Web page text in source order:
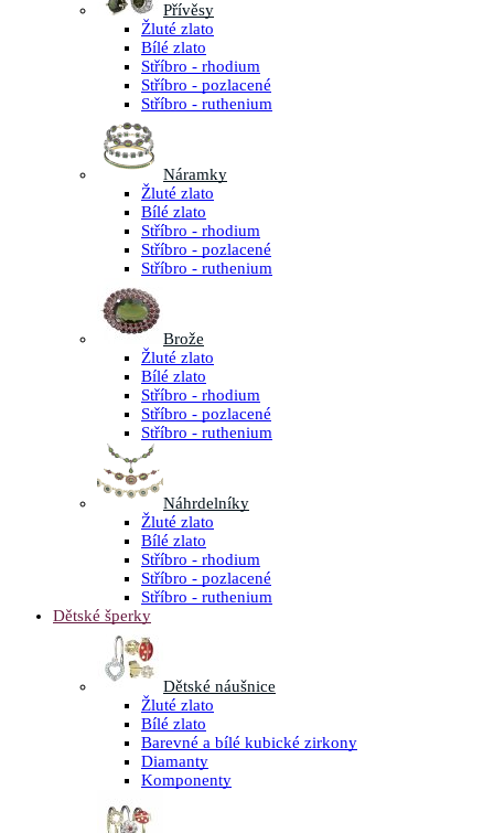
Přívěsy
Žluté zlato
Bílé zlato
Stříbro - rhodium
Stříbro - pozlacené
Stříbro - ruthenium
Náramky
Žluté zlato
Bílé zlato
Stříbro - rhodium
Stříbro - pozlacené
Stříbro - ruthenium
Brože
Žluté zlato
Bílé zlato
Stříbro - rhodium
Stříbro - pozlacené
Stříbro - ruthenium
Náhrdelníky
Žluté zlato
Bílé zlato
Stříbro - rhodium
Stříbro - pozlacené
Stříbro - ruthenium
Dětské šperky
Dětské náušnice
Žluté zlato
Bílé zlato
Barevné a bílé kubické zirkony
Diamanty
Komponenty